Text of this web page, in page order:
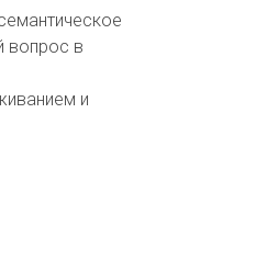
вопрос в
и